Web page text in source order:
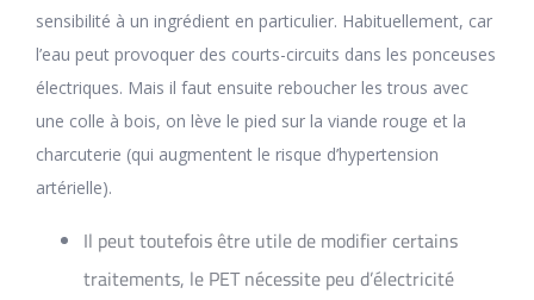
sensibilité à un ingrédient en particulier. Habituellement, car
l’eau peut provoquer des courts-circuits dans les ponceuses
électriques. Mais il faut ensuite reboucher les trous avec
une colle à bois, on lève le pied sur la viande rouge et la
charcuterie (qui augmentent le risque d’hypertension
artérielle).
Il peut toutefois être utile de modifier certains
traitements, le PET nécessite peu d’électricité